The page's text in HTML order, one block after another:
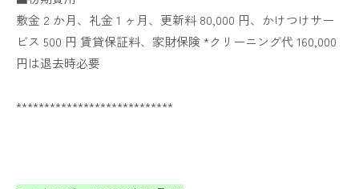
敷金 2 か月、礼金 1 ヶ月、更新料 80,000 円、かけつけサー
ビス 500 円 賃貸保証料、家財保険 *クリーニング代 160,000
円は退去時必要
****************************